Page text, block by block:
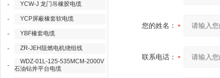
- YCW-J 龙门吊橡胶电缆
- YCP屏蔽橡套软电缆
- YBF橡套电缆
- ZR-JEH阻燃电机绕组线
-
WDZ-01L-125-535MCM-2000V
石油钻井平台电缆
您的姓名：
联系电话：